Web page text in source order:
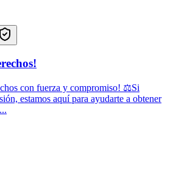
con fuerza y compromiso! ⚖️Si
estamos aquí para ayudarte a obtener